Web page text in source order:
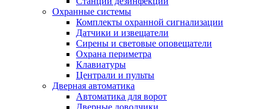
Охранные системы
Комплекты охранной сигнализации
Датчики и извещатели
Сирены и световые оповещатели
Охрана периметра
Клавиатуры
Централи и пульты
Дверная автоматика
Автоматика для ворот
Дверные доводчики